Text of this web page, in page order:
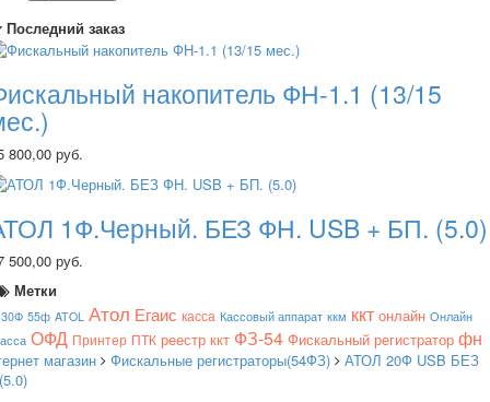
Последний заказ
накопитель ФН-1.1 (13/15
800,00 руб.
1Ф.Черный. БЕЗ ФН. USB + БП. (5.0)
500,00 руб.
Метки
55ф ATOL Атол Егаис касса Кассовый аппарат ккм ккт онлайн Онлайн
ОФД Принтер ПТК реестр ккт ФЗ-54 Фискальный регистратор фн
магазин Фискальные регистраторы(54ФЗ)
АТОЛ 20Ф USB БЕЗ